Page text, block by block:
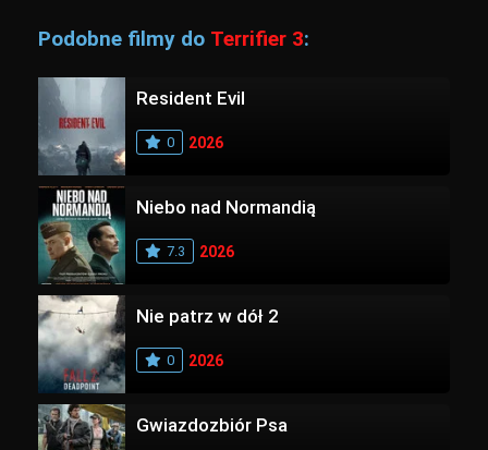
Podobne filmy do Terrifier 3:
Resident Evil
0 2026
Niebo nad Normandią
7.3 2026
Nie patrz w dół 2
0 2026
Gwiazdozbiór Psa